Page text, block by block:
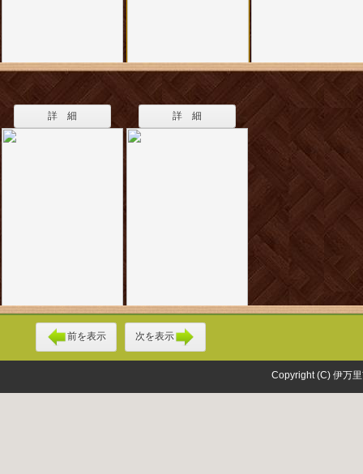
詳 細 詳 細
前を表示 次を表示
Copyright (C) 伊万